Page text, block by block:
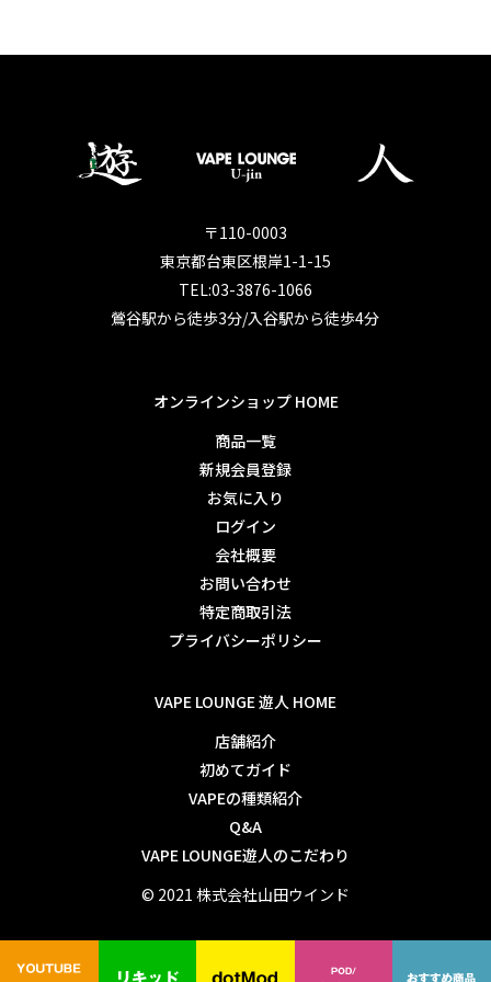
〒110-0003
東京都台東区根岸1-1-15
TEL:03-3876-1066
鶯谷駅から徒歩3分/入谷駅から徒歩4分
オンラインショップ HOME
商品一覧
新規会員登録
お気に入り
ログイン
会社概要
お問い合わせ
特定商取引法
プライバシーポリシー
VAPE LOUNGE 遊人 HOME
店舗紹介
初めてガイド
VAPEの種類紹介
Q&A
VAPE LOUNGE遊人のこだわり
© 2021 株式会社山田ウインド